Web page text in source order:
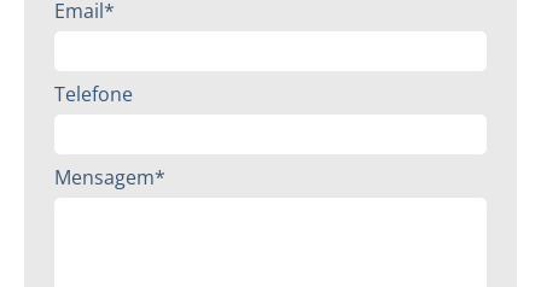
Email*
Telefone
Mensagem*